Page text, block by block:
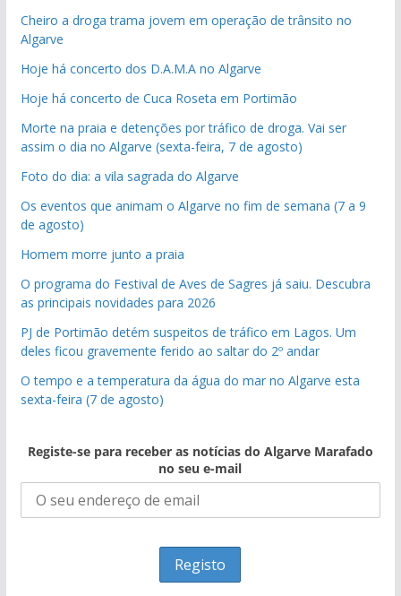
Cheiro a droga trama jovem em operação de trânsito no
Algarve
Hoje há concerto dos D.A.M.A no Algarve
Hoje há concerto de Cuca Roseta em Portimão
Morte na praia e detenções por tráfico de droga. Vai ser
assim o dia no Algarve (sexta-feira, 7 de agosto)
Foto do dia: a vila sagrada do Algarve
Os eventos que animam o Algarve no fim de semana (7 a 9
de agosto)
Homem morre junto a praia
O programa do Festival de Aves de Sagres já saiu. Descubra
as principais novidades para 2026
PJ de Portimão detém suspeitos de tráfico em Lagos. Um
deles ficou gravemente ferido ao saltar do 2º andar
O tempo e a temperatura da água do mar no Algarve esta
sexta-feira (7 de agosto)
Registe-se para receber as notícias do Algarve Marafado
no seu e-mail